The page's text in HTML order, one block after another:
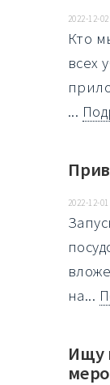
2022-12-
Кто
всех
...
2022-12-
на...
Ищу